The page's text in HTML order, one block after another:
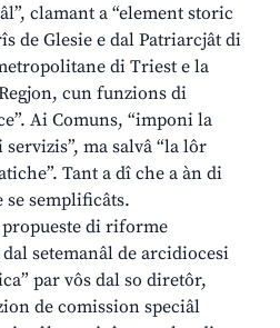
clamant a “element storic
de Glesie e dal Patriarcjât di
di Triest e la
cun funzions di
Ai Comuns, “imponi la
ma salvâ “la lôr
Tant a dî che a àn di
semplificâts.
di riforme
setemanâl de arcidiocesi
par vôs dal so diretôr,
de comission speciâl